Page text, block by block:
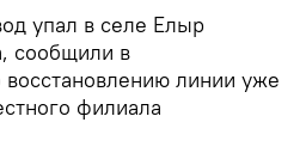
упал в селе Елыр
сообщили в
линии уже
филиала